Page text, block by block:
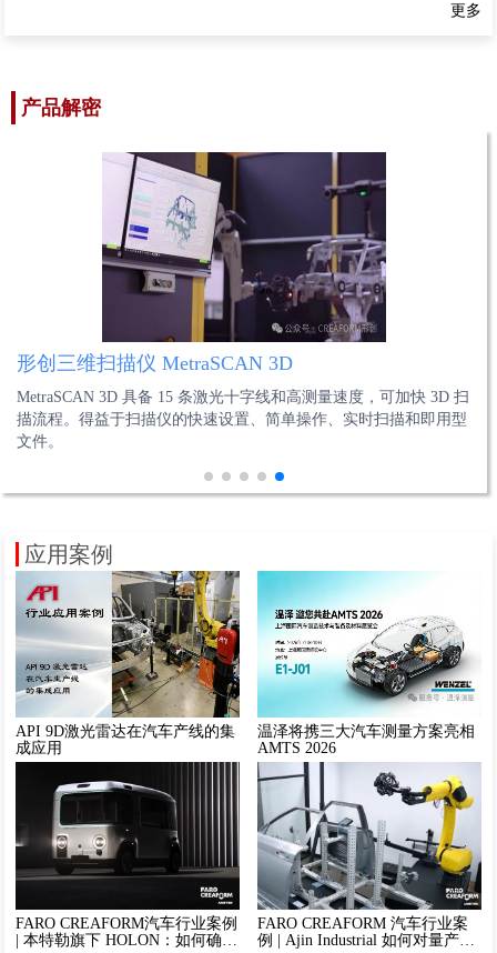
更多
产品解密
蔡司 METROTOM 1500CT系统
这款CT系统配备微焦点大功率射线管，长距射线源和探测器设
计，实现高放大倍率，可看到更微小的细节。
海克斯康电池极片毛刺自动全检仪
自动全检仪装配极片毛刺AI专用算法与定制光学系统，能同步检测
电池极片的正面与侧面毛刺，还可检测熔珠、露箔等瑕疵。
温泽exaCT无损检测解决方案
温泽exaCT通过微焦点X射线扫描生成电芯内部三维图像，精准识
别金属颗粒（如铜屑、铁屑等）的尺寸、位置及密度分布。
API Radian系列激光跟踪仪
Radian激光跟踪仪是一款便携式设备，全机重量不到11Kg，机身附
带有电池供电系统，能够在没有电源的情况下提供长时间工作续
航。
形创三维扫描仪 MetraSCAN 3D
MetraSCAN 3D 具备 15 条激光十字线和高测量速度，可加快 3D 扫
描流程。得益于扫描仪的快速设置、简单操作、实时扫描和即用型
文件。
应用案例
API 9D激光雷达在汽车产线的集
成应用
温泽将携三大汽车测量方案亮相
AMTS 2026
FARO CREAFORM汽车行业案例
| 本特勒旗下 HOLON：如何确保
FARO CREAFORM 汽车行业案
例 | Ajin Industrial 如何对量产的